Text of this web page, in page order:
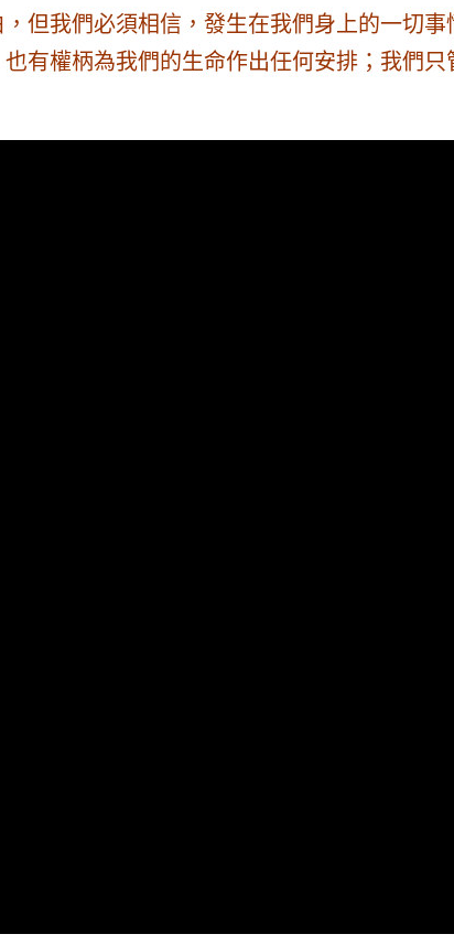
但我們必須相信，發生在我們身上的一切
有權柄為我們的生命作出任何安排；我們